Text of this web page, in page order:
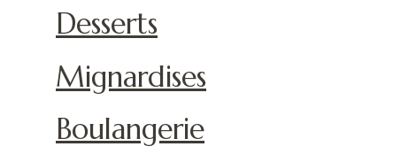
Desserts
Mignardises
Boulangerie